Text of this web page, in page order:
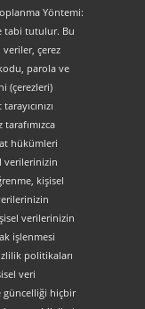
Yöntemi:
tabi tutulur. Bu
çerez
parola ve
(çerezleri)
hükümleri
verilerinizin
kişisel
verilerinizin
işlenmesi
politikaları
veri
güncelliği hiçbir